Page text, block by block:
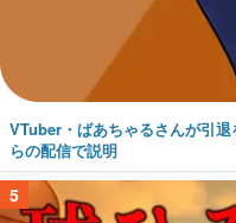
VTuber・ばあちゃるさんが引
らの配信で説明
5